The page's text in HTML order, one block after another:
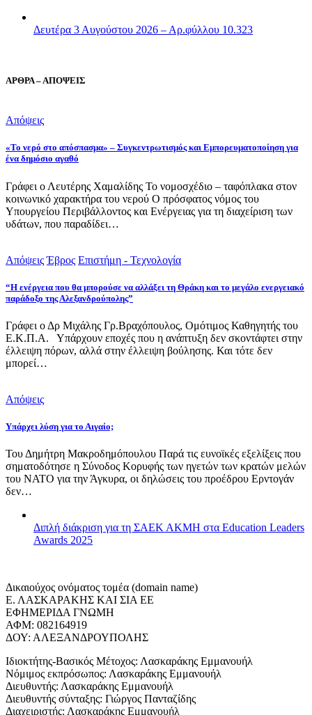
Δευτέρα 3 Αυγούστου 2026 – Αρ.φύλλου 10.323
ΑΡΘΡΑ – ΑΠΟΨΕΙΣ
Απόψεις
«Το νερό στο απόσπασμα» – Συγκεντρωτισμός και Εμπορευματοποίηση για
ένα δημόσιο αγαθό
Γράφει ο Λευτέρης Χαμαλίδης Το νομοσχέδιο – ταφόπλακα στον
κοινωνικό χαρακτήρα του νερού Ο πρόσφατος νόμος του
Υπουργείου Περιβάλλοντος και Ενέργειας για τη διαχείριση των
υδάτων, που παραδίδει…
Απόψεις Έβρος Επιστήμη - Τεχνολογία
“Η ενέργεια που θα μπορούσε να αλλάξει τη Θράκη και το μεγάλο ενεργειακό
παράδοξο της Αλεξανδρούπολης”
Γράφει ο Δρ Μιχάλης Γρ.Βραχόπουλος, Ομότιμος Καθηγητής του
Ε.Κ.Π.Α. Υπάρχουν εποχές που η ανάπτυξη δεν σκοντάφτει στην
έλλειψη πόρων, αλλά στην έλλειψη βούλησης. Και τότε δεν
μπορεί…
Απόψεις
Υπάρχει λύση για το Αιγαίο;
Του Δημήτρη Μακροδημόπουλου Παρά τις ευνοϊκές εξελίξεις που
σηματοδότησε η Σύνοδος Κορυφής των ηγετών των κρατών μελών
του ΝΑΤΟ για την Άγκυρα, οι δηλώσεις του προέδρου Ερντογάν
δεν…
Διπλή διάκριση για τη ΣΑΕΚ ΑΚΜΗ στα Education Leaders
Awards 2025
Δικαιούχος ονόματος τομέα (domain name)
Ε. ΛΑΣΚΑΡΑΚΗΣ ΚΑΙ ΣΙΑ ΕΕ
ΕΦΗΜΕΡΙΔΑ ΓΝΩΜΗ
ΑΦΜ: 082164919
ΔΟΥ: ΑΛΕΞΑΝΔΡΟΥΠΟΛΗΣ
Ιδιοκτήτης-Βασικός Μέτοχος: Λασκαράκης Εμμανουήλ
Νόμιμος εκπρόσωπος: Λασκαράκης Εμμανουήλ
Διευθυντής: Λασκαράκης Εμμανουήλ
Διευθυντής σύνταξης: Γιώργος Πανταζίδης
Διαχειριστής: Λασκαράκης Εμμανουήλ